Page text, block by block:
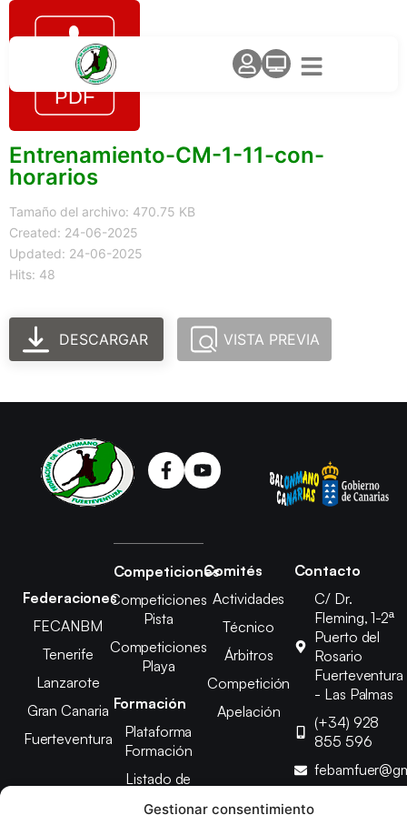
Gestionar consentimiento
Entrenamiento-CM-1-11-con-
horarios
Tamaño del archivo: 470.75 KB
Created: 24-06-2025
Updated: 24-06-2025
Hits: 48
DESCARGAR VISTA PREVIA
Federaciones
FECANBM
Tenerife
Lanzarote
Gran Canaria
Fuerteventura
Competiciones
Competiciones
Pista
Competiciones
Playa
Formación
Plataforma
Formación
Listado de
Comités
Actividades
Técnico
Árbitros
Competición
Apelación
Contacto
C/ Dr.
Fleming, 1-2ª
Puerto del
Rosario
Fuerteventura
- Las Palmas
(+34) 928
855 596